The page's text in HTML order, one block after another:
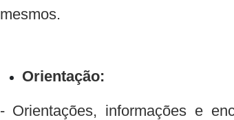
mesmos.
Orientação:
- Orientações, informações e